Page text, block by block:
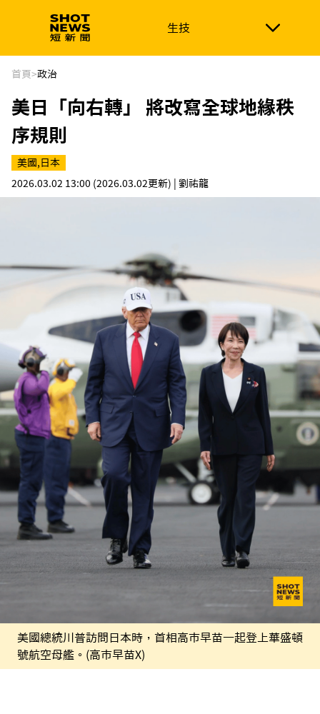
生技
生技 政治
新南向 體育
首頁>政治
美日「向右轉」 將改寫全球地緣秩
序規則
美國,日本
2026.03.02 13:00 (2026.03.02更新) | 劉祐龍
美國總統川普訪問日本時，首相高市早苗一起登上華盛頓
號航空母艦。(高市早苗X)